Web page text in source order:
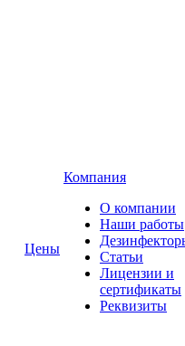
Цены
Компания
О компании
Наши работы
Статьи
Лицензии и
сертификаты
Реквизиты